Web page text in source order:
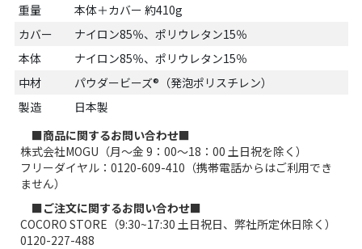
重量
本体＋カバー 約410g
カバー
ナイロン85％、ポリウレタン15％
本体
ナイロン85％、ポリウレタン15％
中材
パウダービーズ®（発泡ポリスチレン）
製造
日本製
■商品に関するお問い合わせ■
株式会社MOGU（月～金 9：00～18：00 土日祝を除く）
フリーダイヤル：0120-609-410（携帯電話からはご利用でき
ません）
■ご注文に関するお問い合わせ■
COCORO STORE（9:30~17:30 土日祝日、弊社所定休日除く）
0120-227-488